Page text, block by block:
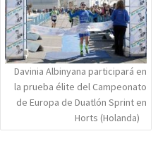
Davinia Albinyana participará en
la prueba élite del Campeonato
de Europa de Duatlón Sprint en
Horts (Holanda)